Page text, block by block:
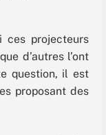
ces projecteurs
d’autres l’ont
question, il est
proposant des